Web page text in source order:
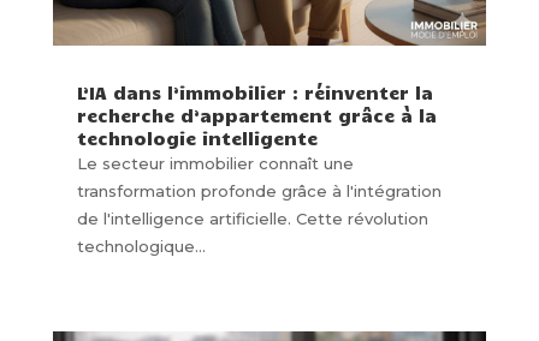
L’IA dans l’immobilier : réinventer la
recherche d’appartement grâce à la
technologie intelligente
Le secteur immobilier connaît une
transformation profonde grâce à l'intégration
de l'intelligence artificielle. Cette révolution
technologique...